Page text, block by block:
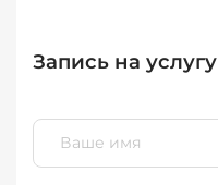
Запись на услугу